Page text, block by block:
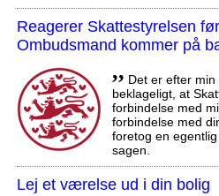
Reagerer Skattestyrelsen
Ombudsmand kommer på
,, Det er efter
beklageligt, at
forbindelse med
forbindelse med
foretog en
sagen.
Lej et værelse ud i din bolig